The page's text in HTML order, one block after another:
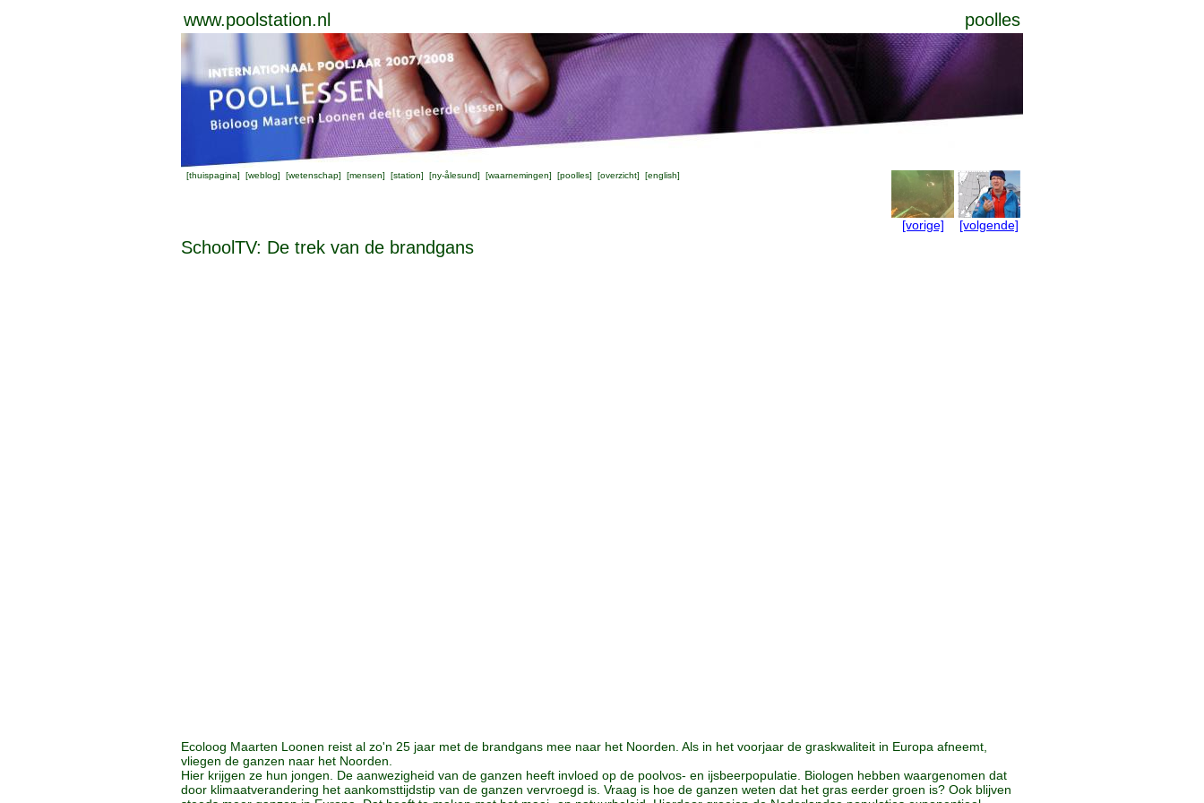
www.poolstation.nl poolles
[thuispagina] [weblog] [wetenschap] [mensen] [station] [ny-ålesund] [waarnemingen] [poolles] [overzicht] [english]
[vorige] [volgende]
SchoolTV: De trek van de brandgans
Ecoloog Maarten Loonen reist al zo'n 25 jaar met de brandgans mee naar het Noorden. Als in het voorjaar de graskwaliteit in Europa afneemt,
vliegen de ganzen naar het Noorden.
Hier krijgen ze hun jongen. De aanwezigheid van de ganzen heeft invloed op de poolvos- en ijsbeerpopulatie. Biologen hebben waargenomen dat
door klimaatverandering het aankomsttijdstip van de ganzen vervroegd is. Vraag is hoe de ganzen weten dat het gras eerder groen is? Ook blijven